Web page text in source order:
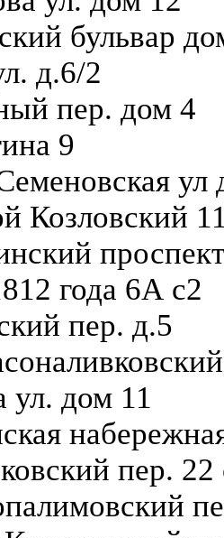
бульвар
д.6/2
пер. дом 4
9
ул
Козловский
года 6А с2
пер. д.5
ул. дом 11
пер. 22